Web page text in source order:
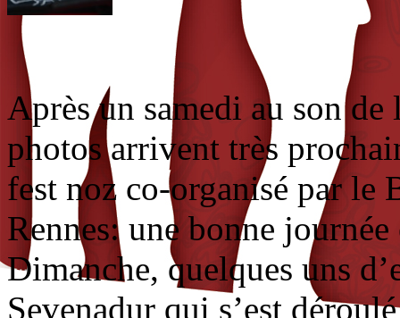
Après un samedi au son
photos arrivent très
fest noz co-organisé par le
Rennes: une bonne
Dimanche, quelques uns
Sevenadur qui s’est